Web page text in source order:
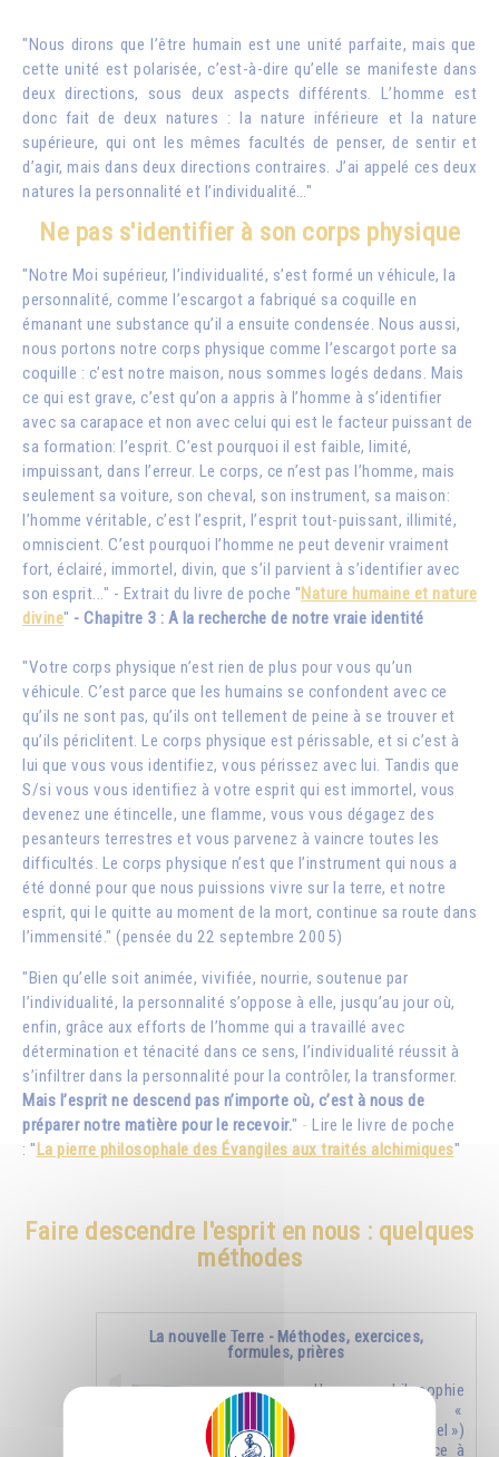
"Nous dirons que l’être humain est une unité parfaite, mais que
cette unité est polarisée, c’est-à-dire qu’elle se manifeste dans
deux directions, sous deux aspects différents. L’homme est
donc fait de deux natures : la nature inférieure et la nature
supérieure, qui ont les mêmes facultés de penser, de sentir et
d’agir, mais dans deux directions contraires. J’ai appelé ces deux
natures la personnalité et l’individualité…"
Ne pas s'identifier à son corps physique
"Notre Moi supérieur, l’individualité, s’est formé un véhicule, la
personnalité, comme l’escargot a fabriqué sa coquille en
émanant une substance qu’il a ensuite condensée. Nous aussi,
nous portons notre corps physique comme l’escargot porte sa
coquille : c’est notre maison, nous sommes logés dedans. Mais
ce qui est grave, c’est qu’on a appris à l’homme à s’identifier
avec sa carapace et non avec celui qui est le facteur puissant de
sa formation: l’esprit. C’est pourquoi il est faible, limité,
impuissant, dans l’erreur. Le corps, ce n’est pas l’homme, mais
seulement sa voiture, son cheval, son instrument, sa maison:
l’homme véritable, c’est l’esprit, l’esprit tout-puissant, illimité,
omniscient. C’est pourquoi l’homme ne peut devenir vraiment
fort, éclairé, immortel, divin, que s’il parvient à s’identifier avec
son esprit..." - Extrait du livre de poche "Nature humaine et nature
divine" - Chapitre 3 : A la recherche de notre vraie identité
"Votre corps physique n’est rien de plus pour vous qu’un
véhicule. C’est parce que les humains se confondent avec ce
qu’ils ne sont pas, qu’ils ont tellement de peine à se trouver et
qu’ils périclitent. Le corps physique est périssable, et si c’est à
lui que vous vous identifiez, vous périssez avec lui. Tandis que
S/si vous vous identifiez à votre esprit qui est immortel, vous
devenez une étincelle, une flamme, vous vous dégagez des
pesanteurs terrestres et vous parvenez à vaincre toutes les
difficultés. Le corps physique n’est que l’instrument qui nous a
été donné pour que nous puissions vivre sur la terre, et notre
esprit, qui le quitte au moment de la mort, continue sa route dans
l’immensité." (pensée du 22 septembre 2005)
"Bien qu’elle soit animée, vivifiée, nourrie, soutenue par
l’individualité, la personnalité s’oppose à elle, jusqu’au jour où,
enfin, grâce aux efforts de l’homme qui a travaillé avec
détermination et ténacité dans ce sens, l’individualité réussit à
s’infiltrer dans la personnalité pour la contrôler, la transformer.
Mais l’esprit ne descend pas n’importe où, c’est à nous de
préparer notre matière pour le recevoir." - Lire le livre de poche
: "La pierre philosophale des Évangiles aux traités alchimiques"
Faire descendre l'esprit en nous : quelques
méthodes
La nouvelle Terre - Méthodes, exercices,
formules, prières
Une philosophie
nouvelle (un «
nouveau ciel »)
donnera naissance à